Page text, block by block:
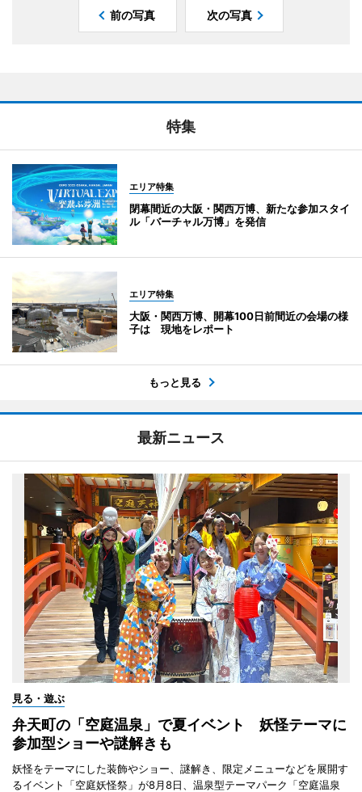
前の写真 次の写真
特集
エリア特集
閉幕間近の大阪・関西万博、新たな参加スタイ
ル「バーチャル万博」を発信
エリア特集
大阪・関西万博、開幕100日前間近の会場の様
子は 現地をレポート
もっと見る
最新ニュース
見る・遊ぶ
弁天町の「空庭温泉」で夏イベント 妖怪テーマに
参加型ショーや謎解きも
妖怪をテーマにした装飾やショー、謎解き、限定メニューなどを展開す
るイベント「空庭妖怪祭」が8月8日、温泉型テーマパーク「空庭温泉